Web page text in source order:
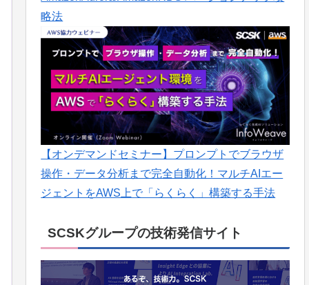
略法
【オンデマンドセミナー】プロンプトでブラウザ
操作・データ分析まで完全自動化！マルチAIエー
ジェントをAWS上で「らくらく」構築する手法
SCSKグループの技術発信サイト